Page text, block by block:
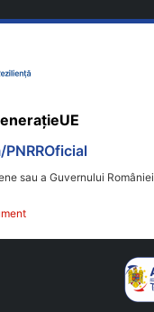
sau a Guvernului României